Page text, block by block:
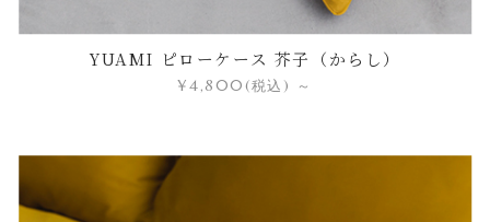
YUAMI ピローケース 芥子（からし）
¥4,800 (税込) ～